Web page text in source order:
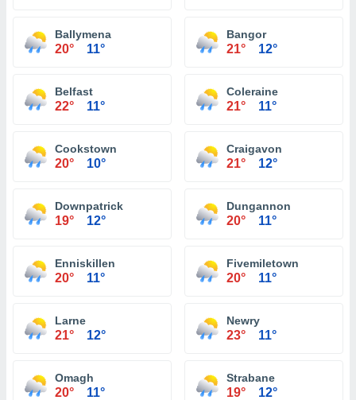
Ballymena
20° 11°
Bangor
21° 12°
Belfast
22° 11°
Coleraine
21° 11°
Cookstown
20° 10°
Craigavon
21° 12°
Downpatrick
19° 12°
Dungannon
20° 11°
Enniskillen
20° 11°
Fivemiletown
20° 11°
Larne
21° 12°
Newry
23° 11°
Omagh
20° 11°
Strabane
19° 12°